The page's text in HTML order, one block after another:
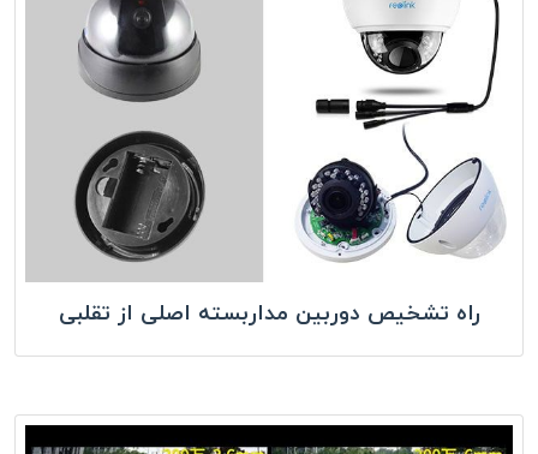
راه تشخیص دوربین مداربسته اصلی از تقلبی